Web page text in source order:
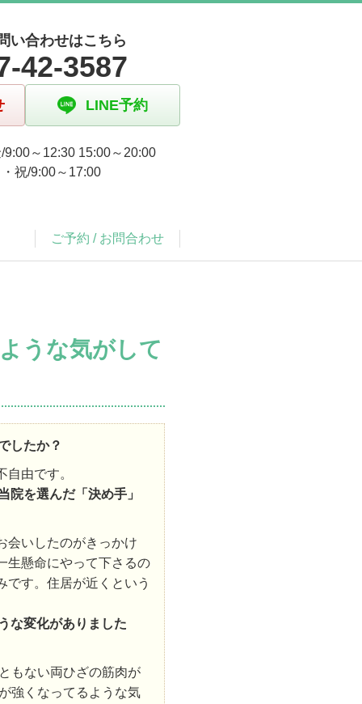
い合わせはこちら
42-3587
LINE予約
/9:00～12:30 15:00～20:00
祝/9:00～17:00
ご予約 / お問合わせ
うな気がして
したか？
由です。
院を選んだ「決め手」
会いしたのがきっかけ
生懸命にやって下さるの
です。住居が近くという
な変化がありました
もない両ひざの筋肉が
強くなってるような気